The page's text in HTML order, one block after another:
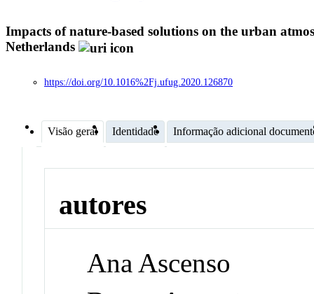
Impacts of nature-based solutions on the urban
Netherlands
https://doi.org/10.1016%2Fj.ufug.2020.126870
Visão geral Identidade Informação adicional
autores
Ana Ascenso